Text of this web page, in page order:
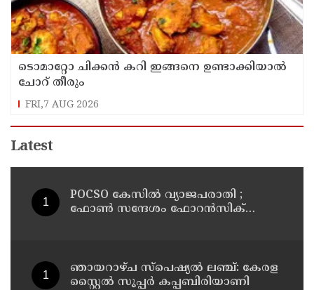
ടൊമാറ്റോ ചിക്കൻ കറി ഇങ്ങനെ ഉണ്ടാക്കിയാൽ
ചോറ് തീരും
FRI,7 AUG 2026
Latest
POCSO കേസിൽ വ്യാജപരാതി ;
ഫോൺ സന്ദേശം ഫോറൻസിക്
ഞായറാഴ്ച സ്പെഷ്യൽ ലഞ്ച്: കേരള
സ്റ്റൈൽ സൂപ്പർ കപ്പബിരിയാണി